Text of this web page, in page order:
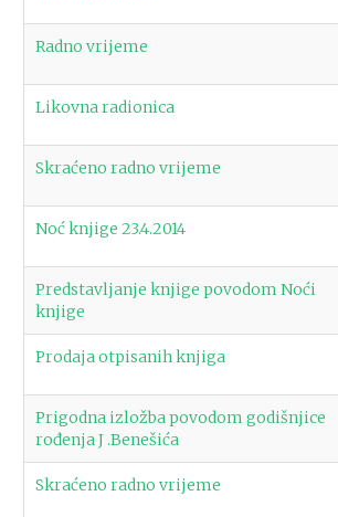
Radno vrijeme
Likovna radionica
Skraćeno radno vrijeme
Noć knjige 23.4.2014
Predstavljanje knjige povodom Noći
knjige
Prodaja otpisanih knjiga
Prigodna izložba povodom godišnjice
rođenja J .Benešića
Skraćeno radno vrijeme